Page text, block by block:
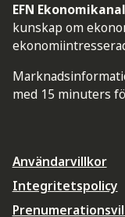
EFN
kunskap om
med 15 minuters
Användarvillkor
Integritetspolicy